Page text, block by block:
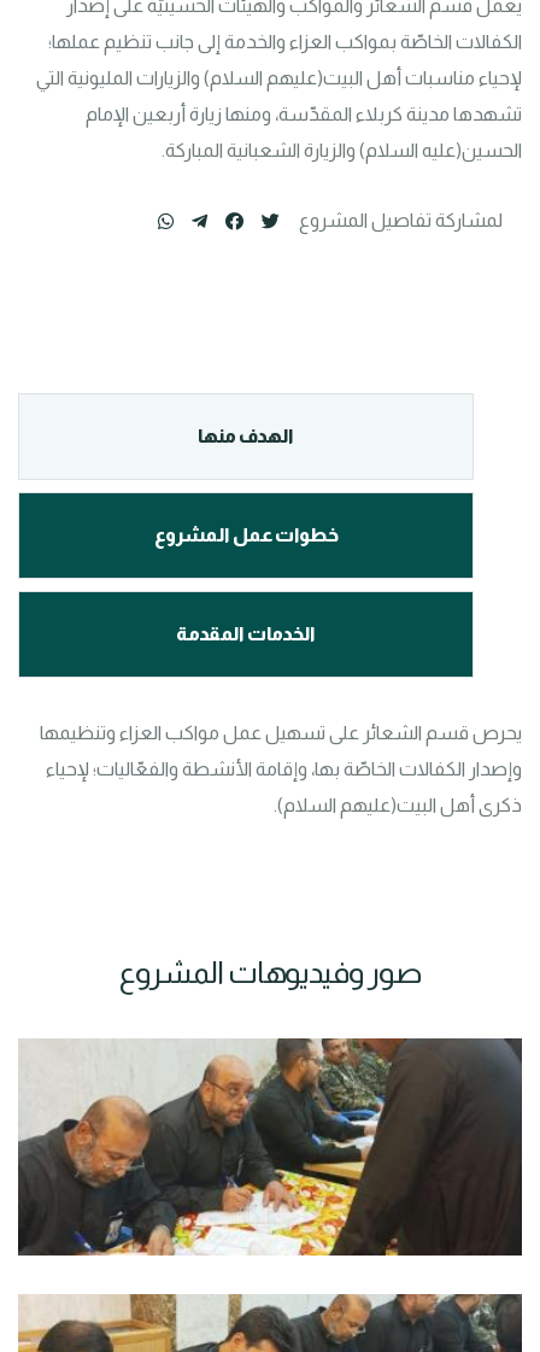
الحسين(عليه السلام) والزيارة الشعبانية المباركة.
لمشاركة تفاصيل المشروع
الهدف منها
خطوات عمل المشروع
الخدمات المقدمة
ذكرى أهل البيت(عليهم السلام).
صور وفيديوهات المشروع